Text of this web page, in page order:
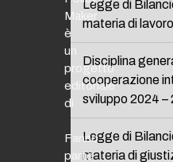
Legge di
materia di lavoro
Disciplina
cooperazione
sviluppo 2024 –
Legge di
materia di
Maker
è
un
progetto
editoriale
di
Fanno
parte